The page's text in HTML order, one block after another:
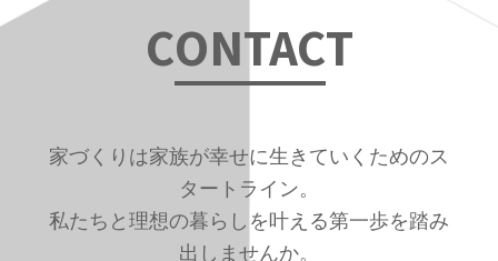
CONTACT
家づくりは家族が幸せに生きていくためのス
タートライン。
私たちと理想の暮らしを叶える第一歩を踏み
出しませんか。